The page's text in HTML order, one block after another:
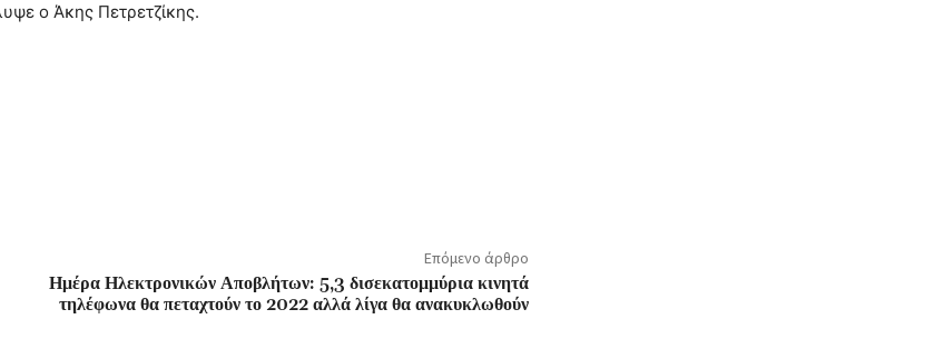
ο Άκης Πετρετζίκης.
Επόμενο άρθρο
Ημέρα Ηλεκτρονικών Αποβλήτων: 5,3 δισεκατομμύρια κινητά
τηλέφωνα θα πεταχτούν το 2022 αλλά λίγα θα ανακυκλωθούν